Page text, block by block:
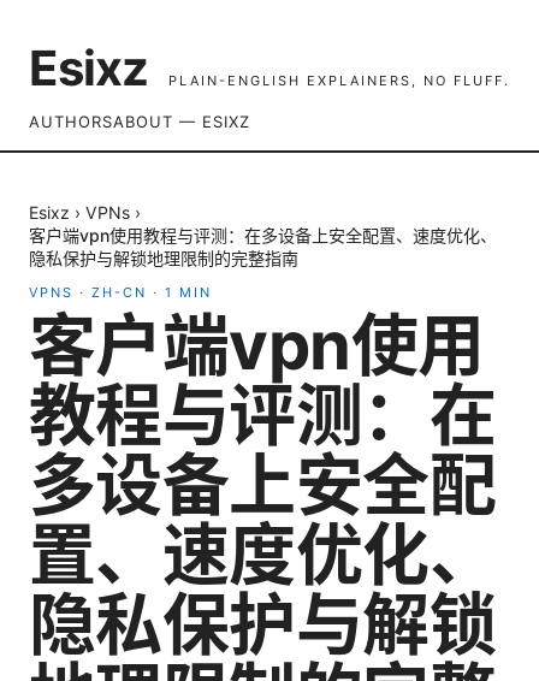
Esixz PLAIN-ENGLISH EXPLAINERS, NO FLUFF.
AUTHORSABOUT — ESIXZ
Esixz › VPNs ›
客户端vpn使用教程与评测：在多设备上安全配置、速度优化、
隐私保护与解锁地理限制的完整指南
VPNS · ZH-CN · 1 MIN
客户端vpn使用
教程与评测：在
多设备上安全配
置、速度优化、
隐私保护与解锁